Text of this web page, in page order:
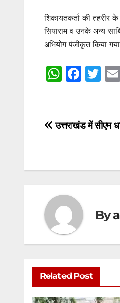
शिकायतकर्ता की तहरीर
सियाराम व उनके अन्य
अभियोग पंजीकृत किया
W
s
p
F
e
o
T
er
Post
उत्तराखंड में सीएम
By
Related Post